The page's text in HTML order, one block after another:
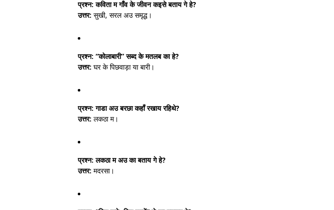
प्रश्न: कविता म गाँव के जीवन कइसे बताय गे हे?
उत्तर: सुखी, सरल अउ समृद्ध।
प्रश्न: “कोलाबारी” सब्द के मतलब का हे?
उत्तर: घर के पिछवाड़ा या बारी।
प्रश्न: गाडा अउ बरछा कहाँ रखाय रहिथे?
उत्तर: लकठा म।
प्रश्न: लकठा म अउ का बताय गे हे?
उत्तर: मदरसा।